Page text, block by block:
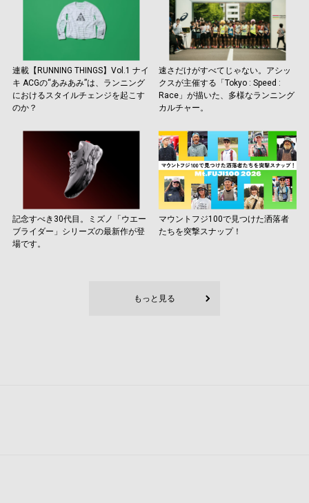
連載【RUNNING THINGS】Vol.1 ナイ
キ ACGの“あみあみ”は、ランニング
におけるスタイルチェンジを起こす
のか？
速さだけがすべてじゃない。アシッ
クスが主催する「Tokyo : Speed :
Race」が描いた、多様なランニング
カルチャー。
記念すべき30代目。ミズノ「ウエー
ブライダー」シリーズの最新作が登
場です。
マウントフジ100で見つけた洒落者
たちを突撃スナップ！
もっと見る